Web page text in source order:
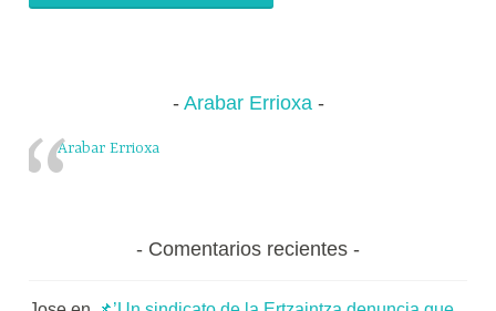
Arabar Errioxa
Arabar Errioxa
Comentarios recientes